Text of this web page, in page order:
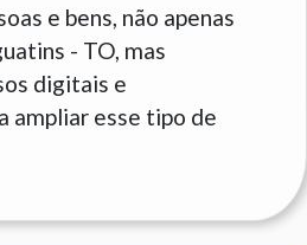
e bens, não apenas
- TO, mas
digitais e
ampliar esse tipo de